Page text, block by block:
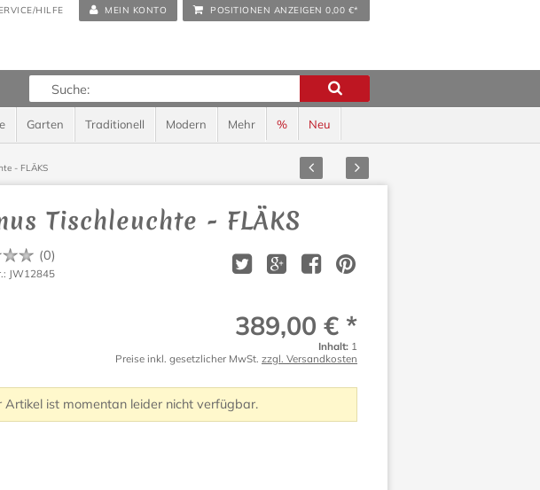
HILFE MEIN KONTO POSITIONEN ANZEIGEN 0,00 €*
Garten Traditionell Modern Mehr % Neu
- FLÄKS Zurück Vor
Tischleuchte - FLÄKS
(0)
JW12845
389,00 € *
Inhalt: 1
Preise inkl. gesetzlicher MwSt. zzgl. Versandkosten
Artikel ist momentan leider nicht verfügbar.